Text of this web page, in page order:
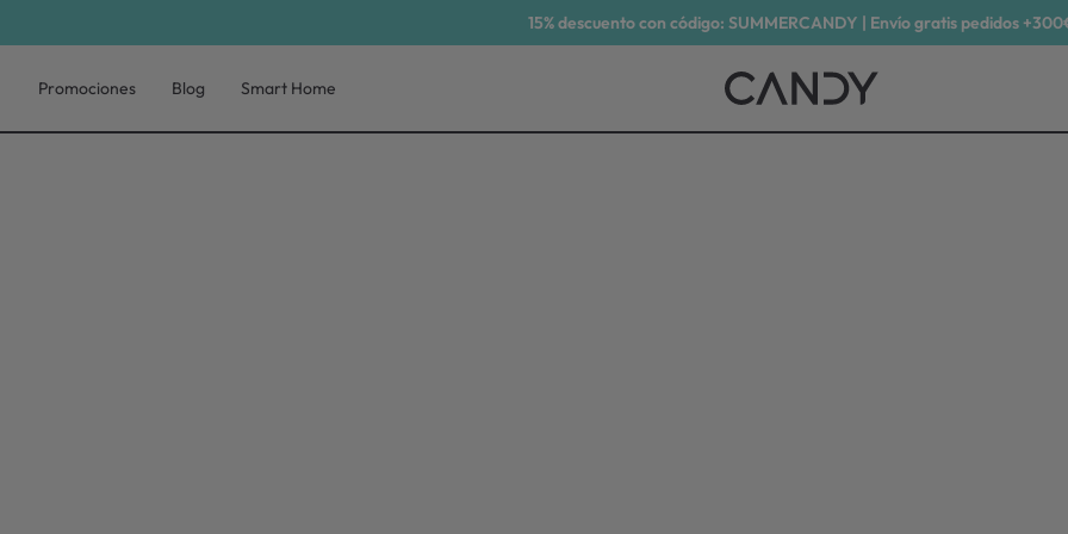
15% descuento con código: SUMMERCANDY | Envío gratis pedidos
Promociones Blog Smart Home